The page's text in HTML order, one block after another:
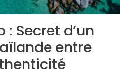
: Secret d’un
entre